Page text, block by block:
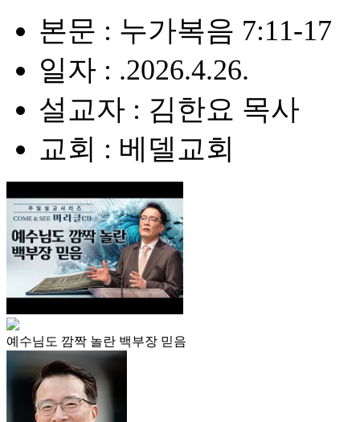
본문 : 누가복음 7:11-17
일자 : .2026.4.26.
설교자 : 김한요 목사
교회 : 베델교회
예수님도 깜짝 놀란 백부장 믿음